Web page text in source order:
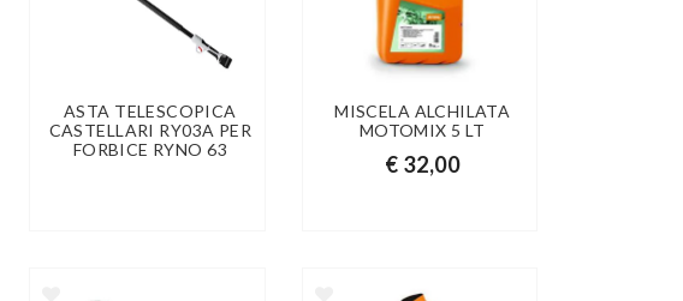
ASTA TELESCOPICA
CASTELLARI RY03A PER
FORBICE RYNO 63
MISCELA ALCHILATA
MOTOMIX 5 LT
€ 32,00